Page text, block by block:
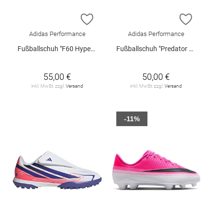
ZUR WUNSCHLISTE HINZUFÜGEN
Adidas Performance
Fußballschuh "F60 Hyperfast Club Mid FG/MG Junior"
55,00 €
inkl. MwSt. zzgl. Versand
ZUR
Adidas Performance
Fußballschuh "Predator Club FG/MG Junior"
50,00 €
inkl. MwSt. zzgl. Versand
-11%